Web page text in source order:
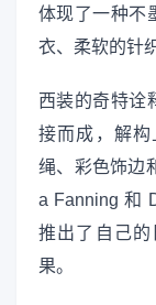
体现了一种不
衣、柔软的针
西装的奇特诠
接而成，解
绳、彩色饰边
a Fanning 和
推出了自己
果。